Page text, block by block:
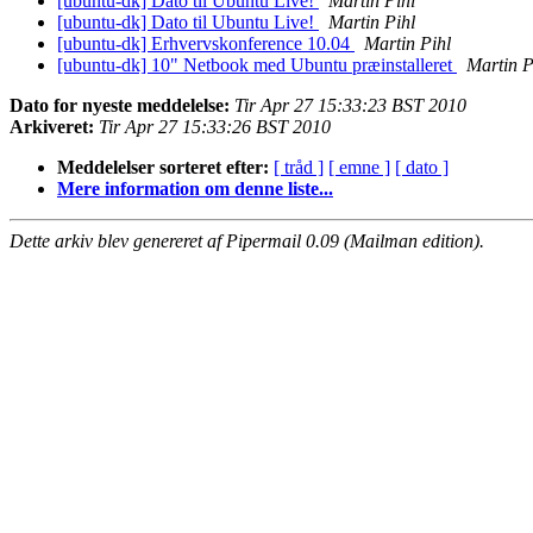
[ubuntu-dk] Dato til Ubuntu Live!
Martin Pihl
[ubuntu-dk] Erhvervskonference 10.04
Martin Pihl
[ubuntu-dk] 10" Netbook med Ubuntu præinstalleret
Martin
Dato for nyeste meddelelse: Tir Apr 27 15:33:23 BST 2010
Arkiveret: Tir Apr 27 15:33:26 BST 2010
Meddelelser sorteret efter: [ tråd ] [ emne ] [ dato ]
Mere information om denne liste...
Dette arkiv blev genereret af Pipermail 0.09 (Mailman edition).